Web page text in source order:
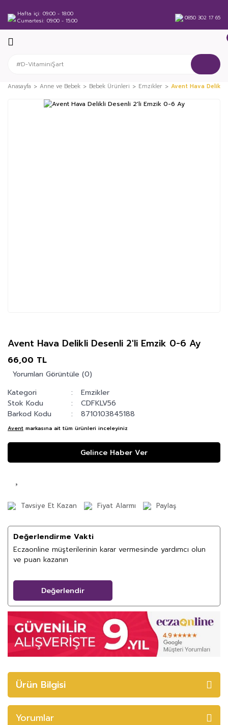
Hafta içi 09:00 - 18:00
Cumartesi 09:00 - 15:00 0850 302 17 65
Anasayfa Anne ve Bebek Bebek Ürünleri Emzikler Avent Hava Delikli
Avent Hava Delikli Desenli 2'li Emzik 0-6 Ay
66,00 TL
Yorumları Görüntüle (0)
Kategori
Emzikler
Stok Kodu
CDFKLV56
Barkod Kodu
8710103845188
Avent markasına ait tüm ürünleri inceleyiniz
Gelince Haber Ver
Tavsiye Et Kazan Fiyat Alarmı Paylaş
Değerlendirme Vakti
Eczaonline müşterilerinin karar vermesinde yardımcı olun
ve puan kazanın
Değerlendir
Ürün Bilgisi
Yorumlar